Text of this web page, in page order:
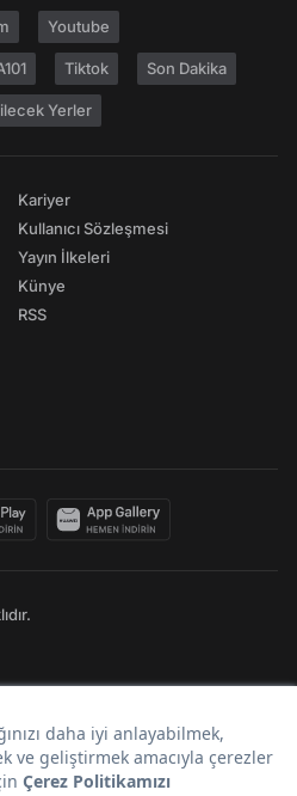
Youtube
Tiktok Son Dakika
Yerler
Kariyer
Kullanıcı Sözleşmesi
Yayın İlkeleri
Künye
RSS